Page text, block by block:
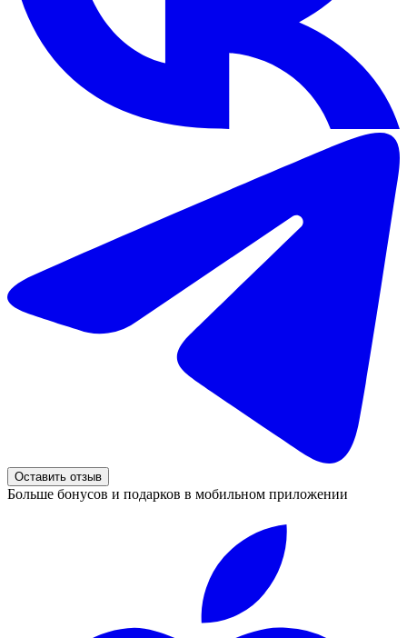
Оставить отзыв
Больше бонусов и подарков в мобильном приложении